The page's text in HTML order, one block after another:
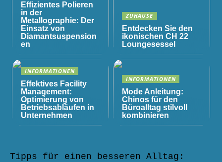
Effizientes Polieren
in der
Metallographie: Der
Einsatz von
Diamantsuspension
en
ZUHAUSE
Entdecken Sie den
ikonischen CH 22
Loungesessel
INFORMATIONEN
Effektives Facility
Management:
Optimierung von
Betriebsabläufen in
Unternehmen
INFORMATIONEN
Mode Anleitung:
Chinos für den
Büroalltag stilvoll
kombinieren
Tipps für einen besseren Alltag: